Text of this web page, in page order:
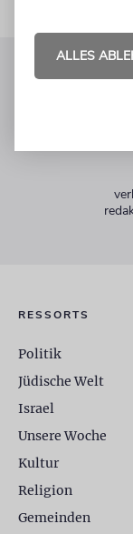
RESSORTS
Politik
Jüdische Welt
Israel
Unsere Woche
Kultur
Religion
Gemeinden
ALLES